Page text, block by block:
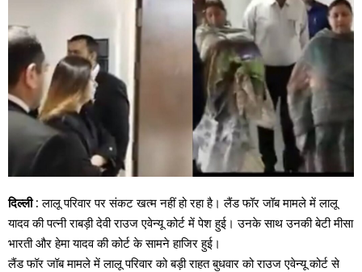
दिल्ली: लालू परिवार पर संकट खत्म नहीं हो रहा है। लैंड फॉर जॉब मामले में लालू
यादव की पत्नी राबड़ी देवी राउज एवेन्यू कोर्ट में पेश हुई। उनके साथ उनकी बेटी मीसा
भारती और हेमा यादव की कोर्ट के सामने हाजिर हुई।
लैंड फॉर जॉब मामले में लालू परिवार को बड़ी राहत बुधवार को राउज एवेन्यू कोर्ट से